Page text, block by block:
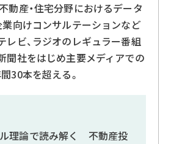
産・住宅分野におけるデータ
業向けコンサルテーションなど
レビ、ラジオのレギュラー番組
聞社をはじめ主要メディアでの
30本を超える。
ル理論で読み解く 不動産投